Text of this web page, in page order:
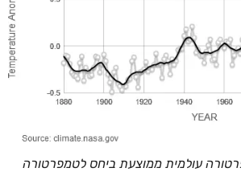
עולמית ממוצעת ביחס לטמפרטורה